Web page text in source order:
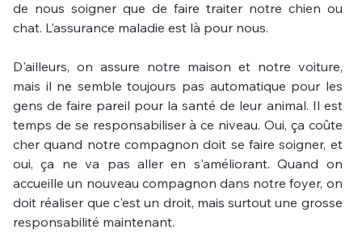
de nous soigner que de faire traiter notre chien ou
chat. L'assurance maladie est là pour nous.
D'ailleurs, on assure notre maison et notre voiture,
mais il ne semble toujours pas automatique pour les
gens de faire pareil pour la santé de leur animal. Il est
temps de se responsabiliser à ce niveau. Oui, ça coûte
cher quand notre compagnon doit se faire soigner, et
oui, ça ne va pas aller en s'améliorant. Quand on
accueille un nouveau compagnon dans notre foyer, on
doit réaliser que c'est un droit, mais surtout une grosse
responsabilité maintenant.